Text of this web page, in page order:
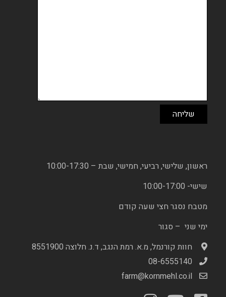
ראשון, שלישי, רביעי, חמישי, שבת – 10:00-17:30
שישי- 10:00-17:00
מטבח נסגר חצי שעה קודם
ימי שני – סגור
חוות קורנמל, מ.א. רמת הנגב, ד.נ. חלוצה 8551900
08-6555140
farm@kornmehl.co.il